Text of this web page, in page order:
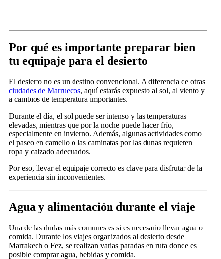
Por qué es importante preparar bien
tu equipaje para el desierto
El desierto no es un destino convencional. A diferencia de otras
ciudades de Marruecos, aquí estarás expuesto al sol, al viento y
a cambios de temperatura importantes.
Durante el día, el sol puede ser intenso y las temperaturas
elevadas, mientras que por la noche puede hacer frío,
especialmente en invierno. Además, algunas actividades como
el paseo en camello o las caminatas por las dunas requieren
ropa y calzado adecuados.
Por eso, llevar el equipaje correcto es clave para disfrutar de la
experiencia sin inconvenientes.
Agua y alimentación durante el viaje
Una de las dudas más comunes es si es necesario llevar agua o
comida. Durante los viajes organizados al desierto desde
Marrakech o Fez, se realizan varias paradas en ruta donde es
posible comprar agua, bebidas y comida.